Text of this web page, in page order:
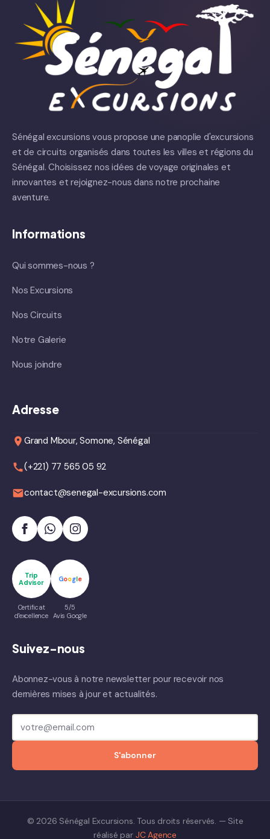
Sénégal excursions vous propose une panoplie d'excursions
et de circuits organisés dans toutes les villes et régions du
Sénégal. Choisissez nos idées de voyage originales et
innovantes et rejoignez-nous dans notre prochaine
aventure.
Informations
Qui sommes-nous ?
Nos Excursions
Nos Circuits
Notre Galerie
Nous joindre
Adresse
Grand Mbour, Somone, Sénégal
(+221) 77 565 05 92
contact@senegal-excursions.com
Trip
Advisor
Certificat
d'excellence
Google
5/5
Avis Google
Suivez-nous
Abonnez-vous à notre newsletter pour recevoir nos
dernières mises à jour et actualités.
S'abonner
© 2026 Sénégal Excursions. Tous droits réservés. — Site
réalisé par JC Agence